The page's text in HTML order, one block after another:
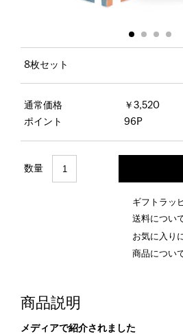
8枚セット
通常価格
￥3,520
ポイント
96P
数量
ギフトラッ
送料につい
お気に入り
商品につい
商品説明
メディアで紹介されました